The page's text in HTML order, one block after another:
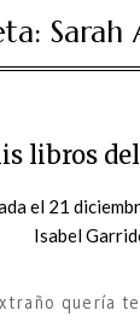
Sarah
libros
el 21
Isabel
quería